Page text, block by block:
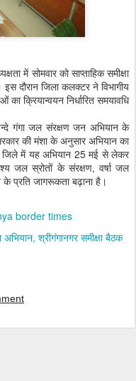
में सोमवार को साप्ताहिक समीक्षा
दौरान जिला कलक्टर ने विभागीय
क्रियान्वयन निर्धारित समयावधि
गंगा जल संरक्षण जन अभियान के
की मंशा के अनुसार अभियान का
जिले में यह अभियान 25 मई से लेकर
जल स्रोतों के संरक्षण, वर्षा जल
जागरूकता बढ़ाना है।
border times
अभियान श्रीगंगानगर समीक्षा बैठक